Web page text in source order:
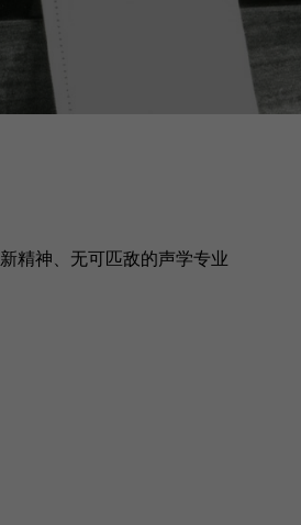
精神、无可匹敌的声学专业